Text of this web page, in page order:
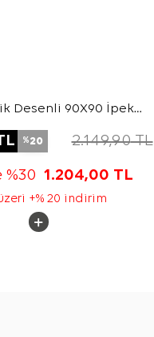
Desenli 90X90 İpek
%20 2.149,90TL
%30 1.204,00 TL
+% 20 indirim